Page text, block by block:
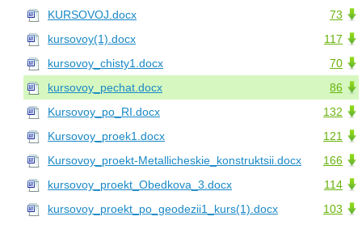
73
KURSOVOJ.docx
117
kursovoy(1).docx
70
kursovoy_chisty1.docx
86
kursovoy_pechat.docx
132
Kursovoy_po_RI.docx
121
Kursovoy_proek1.docx
166
Kursovoy_proekt-Metallicheskie_konstruktsii.docx
114
kursovoy_proekt_Obedkova_3.docx
103
kursovoy_proekt_po_geodezii1_kurs(1).docx